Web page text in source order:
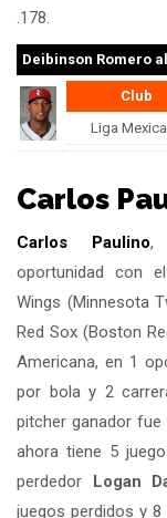
.178.
Deibinson Romero
Club
Liga
Carlos
Carlos Paulino,
oportunidad con
Wings (Minnesota
Red Sox (Boston
Americana, en 1
por bola y 2
pitcher ganador fue
ahora tiene 5
perdedor Logan
juegos perdidos y